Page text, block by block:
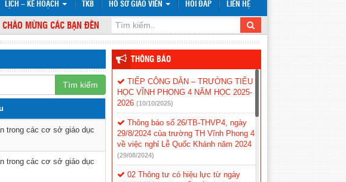
LỊCH – KẾ HOẠCH TKB HỒ SƠ GIÁO VIÊN HỎI ĐÁP LIÊN HỆ
MỪNG CÁC BẠN ĐẾN VỚI WEBSITE TRƯỜNG TIỂU HỌC VĨNH PHONG 4
Tìm kiếm
trong các cơ sở giáo dục
trong các cơ sở giáo dục
THÔNG BÁO
TIẾP CÔNG DÂN – TRƯỜNG TIỂU
HỌC VĨNH PHONG 4 NĂM HỌC 2025-
2026 (10/10/2025)
Thông báo số 26/TB-THVP4, ngày
29/8/2024 của trường TH Vĩnh Phong 4
về việc nghỉ Lễ Quốc Khánh năm 2024
(29/08/2024)
02 Thông tư có hiệu lực từ ngày